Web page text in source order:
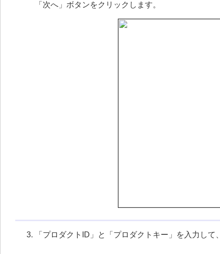
「次へ」ボタンをクリックします。
「プロダクトID」と「プロダクトキー」を入力し